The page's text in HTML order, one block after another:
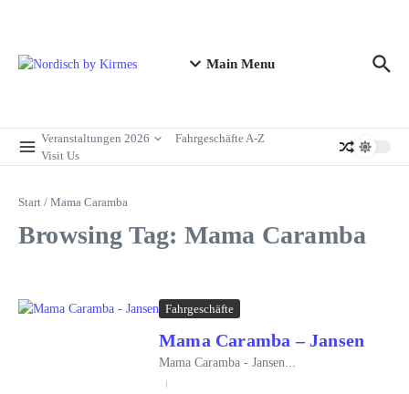
Main Menu
Veranstaltungen 2026
Fahrgeschäfte A-Z
Visit Us
Start / Mama Caramba
Browsing Tag: Mama Caramba
Fahrgeschäfte
Mama Caramba – Jansen
Mama Caramba - Jansen...